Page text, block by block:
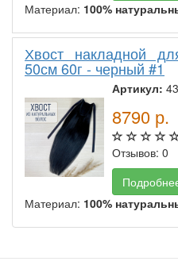
Материал: 100%
Хвост накладной
50см 60г - черный #1
Артикул:
8790 р.
Отзывов: 0
Материал: 100%